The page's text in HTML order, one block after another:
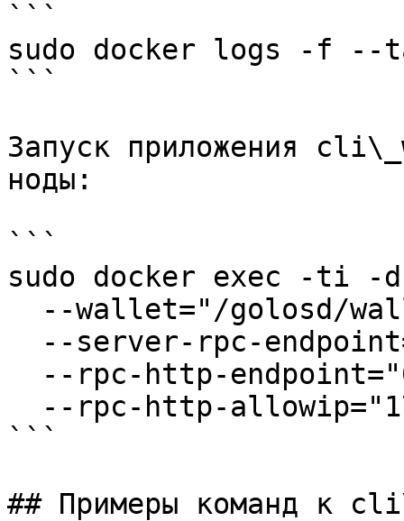
```
sudo docker logs -f --
```
Запуск приложения
ноды:
```
sudo docker exec -ti
```
## Примеры команд к